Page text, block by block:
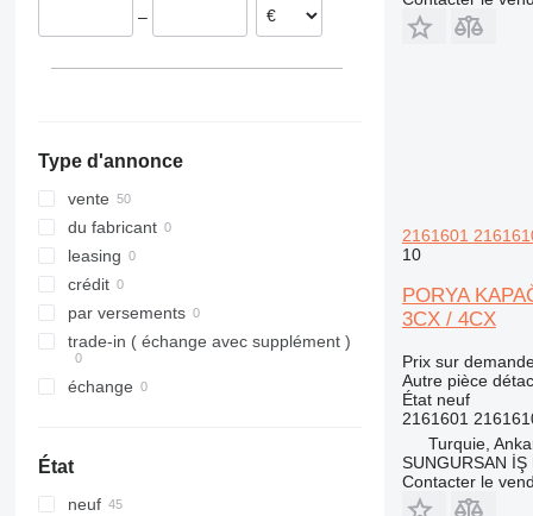
–
Type d'annonce
vente
du fabricant
leasing
crédit
par versements
trade-in ( échange avec supplément )
échange
État
neuf
2161601
10
PORYA
3CX / 4CX
Prix sur
Autre pièce
Étatneuf
2161601
Turquie,
SUNGURSAN İŞ
Contacter le